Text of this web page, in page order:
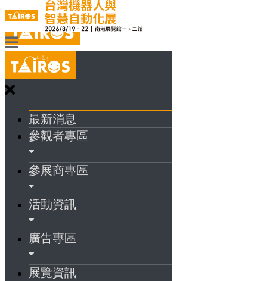
最新消息
參觀者專區
參展商專區
活動資訊
廣告專區
展覽資訊